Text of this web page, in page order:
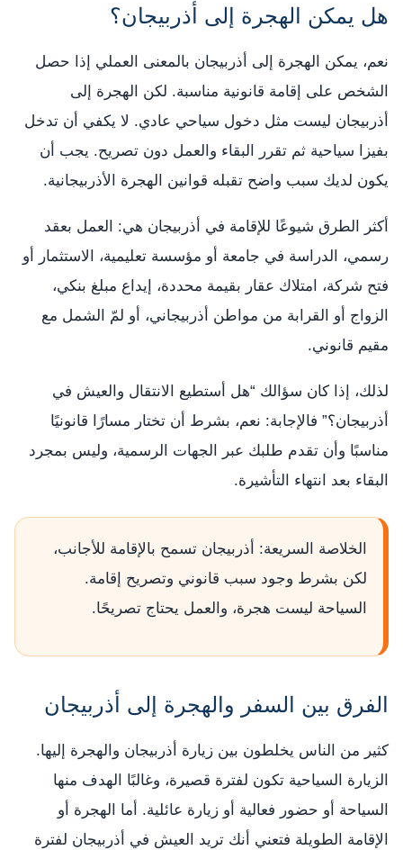
هل يمكن الهجرة إلى أذربيجان؟
نعم، يمكن الهجرة إلى أذربيجان بالمعنى العملي إذا حصل
الشخص على إقامة قانونية مناسبة. لكن الهجرة إلى
أذربيجان ليست مثل دخول سياحي عادي. لا يكفي أن تدخل
بفيزا سياحية ثم تقرر البقاء والعمل دون تصريح. يجب أن
يكون لديك سبب واضح تقبله قوانين الهجرة الأذربيجانية.
أكثر الطرق شيوعًا للإقامة في أذربيجان هي: العمل بعقد
رسمي، الدراسة في جامعة أو مؤسسة تعليمية، الاستثمار أو
فتح شركة، امتلاك عقار بقيمة محددة، إيداع مبلغ بنكي،
الزواج أو القرابة من مواطن أذربيجاني، أو لمّ الشمل مع
مقيم قانوني.
لذلك، إذا كان سؤالك “هل أستطيع الانتقال والعيش في
أذربيجان؟” فالإجابة: نعم، بشرط أن تختار مسارًا قانونيًا
مناسبًا وأن تقدم طلبك عبر الجهات الرسمية، وليس بمجرد
البقاء بعد انتهاء التأشيرة.
الخلاصة السريعة: أذربيجان تسمح بالإقامة للأجانب،
لكن بشرط وجود سبب قانوني وتصريح إقامة.
السياحة ليست هجرة، والعمل يحتاج تصريحًا.
الفرق بين السفر والهجرة إلى أذربيجان
كثير من الناس يخلطون بين زيارة أذربيجان والهجرة إليها.
الزيارة السياحية تكون لفترة قصيرة، وغالبًا الهدف منها
السياحة أو حضور فعالية أو زيارة عائلية. أما الهجرة أو
الإقامة الطويلة فتعني أنك تريد العيش في أذربيجان لفترة